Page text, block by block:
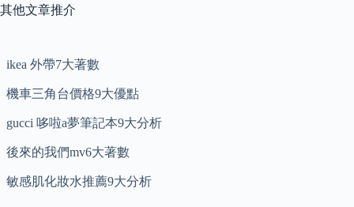
其他文章推介
ikea 外帶7大著數
機車三角台價格9大優點
gucci 哆啦a夢筆記本9大分析
後來的我們mv6大著數
敏感肌化妝水推薦9大分析